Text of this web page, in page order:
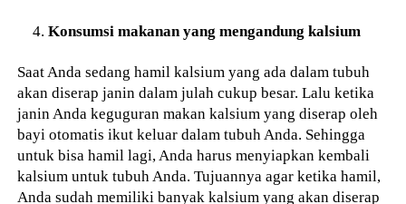
Konsumsi makanan yang mengandung kalsium
Saat Anda sedang hamil kalsium yang ada dalam tubuh
akan diserap janin dalam julah cukup besar. Lalu ketika
janin Anda keguguran makan kalsium yang diserap oleh
bayi otomatis ikut keluar dalam tubuh Anda. Sehingga
untuk bisa hamil lagi, Anda harus menyiapkan kembali
kalsium untuk tubuh Anda. Tujuannya agar ketika hamil,
Anda sudah memiliki banyak kalsium yang akan diserap